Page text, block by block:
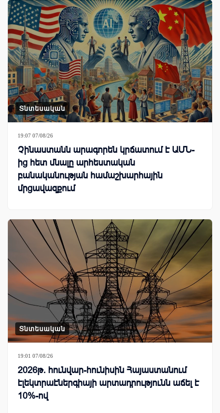
Տնտեսական
19:07 07/08/26
Չինաստանն արագորեն կրճատում է ԱՄՆ-
ից հետ մնալը արհեստական
բանականության համաշխարհային
մրցավազքում
Տնտեսական
19:01 07/08/26
2026թ. հունվար-հունիսին Հայաստանում
էլեկտրաէներգիայի արտադրությունն աճել է
10%-ով